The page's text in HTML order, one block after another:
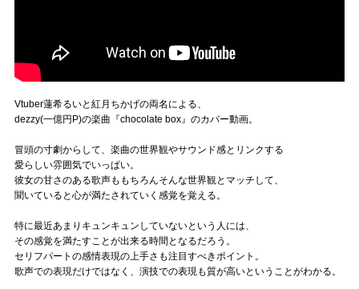
Vtuber蓮希るいと紅月ちかげの両名による、
dezzy(一億円P)の楽曲『chocolate box』のカバー動画。
冒頭の寸劇からして、楽曲の世界観やサウンド感とリンクする
愛らしい雰囲気でいっぱい。
彼女の甘さのある歌声ももちろんそんな世界観とマッチして、
聞いていると心が満たされていく感覚を覚える。
特に最近あまりキュンキュンしていないという人には、
その感覚を満たすことが出来る時間となるだろう。
セリフパートの感情表現の上手さも注目すべきポイント。
歌声での表現だけではなく、演技での表現も質が高いということがわかる。